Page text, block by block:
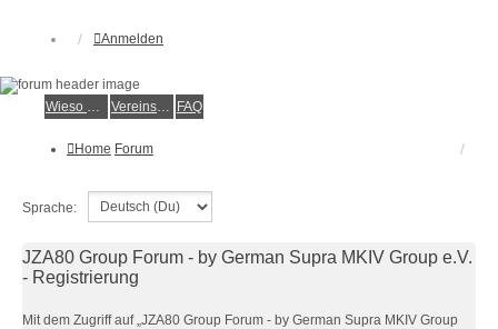
Anmelden
Wieso der e.V.? Vereinsmitglied werden FAQ
Home Forum
Sprache:
JZA80 Group Forum - by German Supra MKIV Group e.V.
- Registrierung
Mit dem Zugriff auf „JZA80 Group Forum - by German Supra MKIV Group